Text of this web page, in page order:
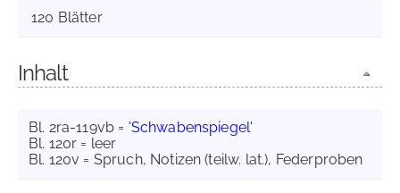
120 Blätter
Inhalt
Bl. 2ra-119vb = 'Schwabenspiegel'
Bl. 120r = leer
Bl. 120v = Spruch, Notizen (teilw. lat.), Federproben